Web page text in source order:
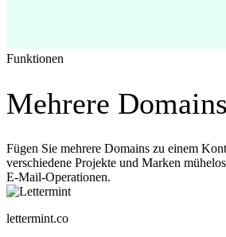
Funktionen
Mehrere Domains
Fügen Sie mehrere Domains zu einem
verschiedene Projekte und Marken
E-Mail-Operationen.
lettermint.co